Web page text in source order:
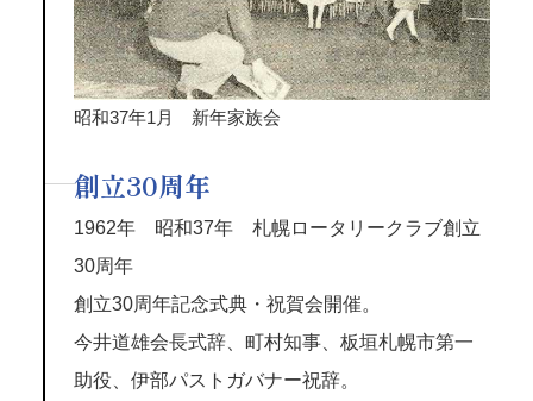
昭和37年1月 新年家族会
創立30周年
1962年 昭和37年 札幌ロータリークラブ創立
30周年
創立30周年記念式典・祝賀会開催。
今井道雄会長式辞、町村知事、板垣札幌市第一
助役、伊部パストガバナー祝辞。